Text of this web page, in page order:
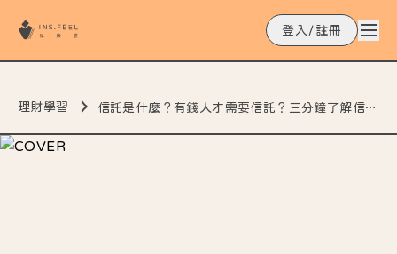
登入/註冊
理財學習 信託是什麼？有錢人才需要信託？三分鐘了解信託制度與分類